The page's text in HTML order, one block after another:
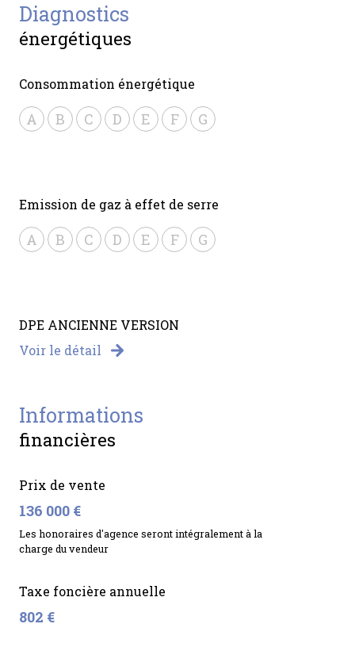
diagnostics
énergétiques
Consommation énergétique
A B C D E F G
Emission de gaz à effet de serre
A B C D E F G
DPE ANCIENNE VERSION
Voir le détail
informations
financières
Prix de vente
136 000 €
Les honoraires d'agence seront intégralement à la
charge du vendeur
Taxe foncière annuelle
802 €